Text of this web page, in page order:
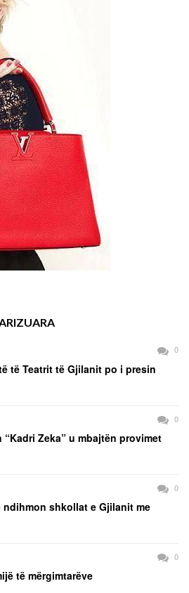
0
të Teatrit të Gjilanit po i presin
0
“Kadri Zeka” u mbajtën provimet
0
ndihmon shkollat e Gjilanit me
0
të mërgimtarëve